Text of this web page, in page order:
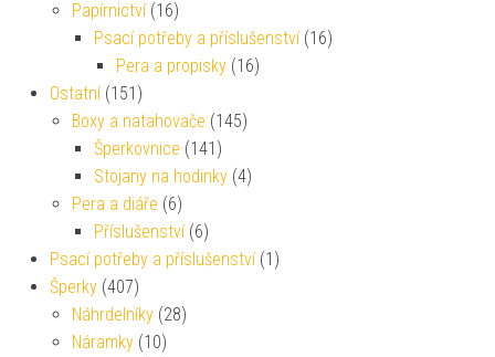
Papírnictví (16)
Psací potřeby a příslušenství (16)
Pera a propisky (16)
Ostatní (151)
Boxy a natahovače (145)
Šperkovnice (141)
Stojany na hodinky (4)
Pera a diáře (6)
Příslušenství (6)
Psací potřeby a příslušenství (1)
Šperky (407)
Náhrdelníky (28)
Náramky (10)